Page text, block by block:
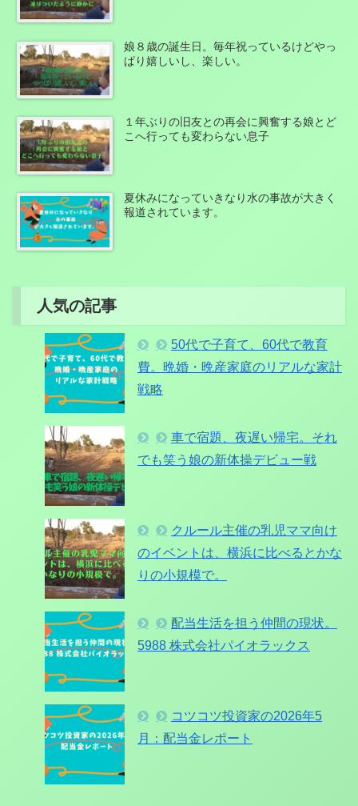
娘８歳の誕生日。毎年祝っているけどやっ
ぱり嬉しいし、楽しい。
１年ぶりの旧友との再会に興奮する娘とど
こへ行っても変わらない息子
夏休みになっていきなり水の事故が大きく
報道されています。
人気の記事
50代で子育て、60代で教育
費。晩婚・晩産家庭のリアルな家計
戦略
車で宿題、夜遅い帰宅。それ
でも笑う娘の新体操デビュー戦
クルール主催の乳児ママ向け
のイベントは、横浜に比べるとかな
りの小規模で。
配当生活を担う仲間の現状。
5988 株式会社パイオラックス
コツコツ投資家の2026年5
月：配当金レポート